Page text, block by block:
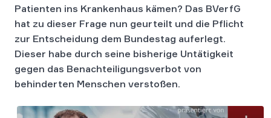
Patienten ins Krankenhaus kämen? Das BVerfG
hat zu dieser Frage nun geurteilt und die Pflicht
zur Entscheidung dem Bundestag auferlegt.
Dieser habe durch seine bisherige Untätigkeit
gegen das Benachteiligungsverbot von
behinderten Menschen verstoßen.